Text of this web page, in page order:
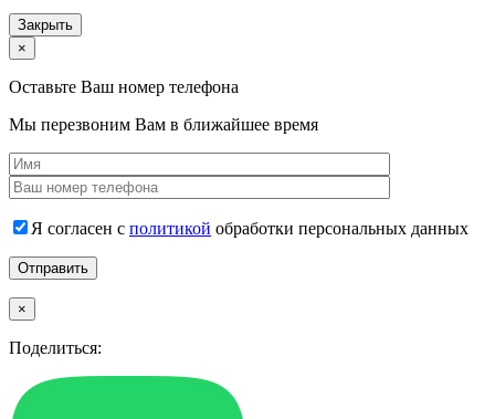
Закрыть
×
Оставьте Ваш номер телефона
Мы перезвоним Вам в ближайшее время
Я согласен с политикой обработки персональных данных
×
Поделиться: